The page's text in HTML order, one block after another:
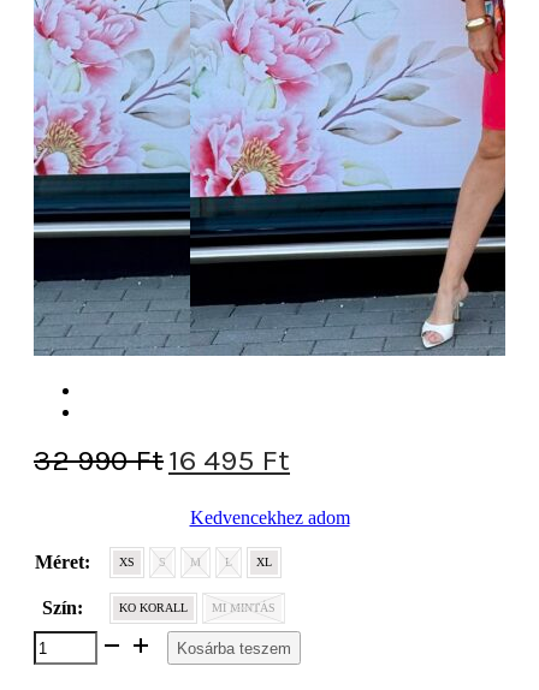
32 990FtOriginal
was:
32
990 Ft.
16 495 Ft
is:
Kedvencekhez adom
Méret: XS S M L XL
Szín: KO KORALL MI MINTÁS
BURANO
szoknya
Kosárba teszem